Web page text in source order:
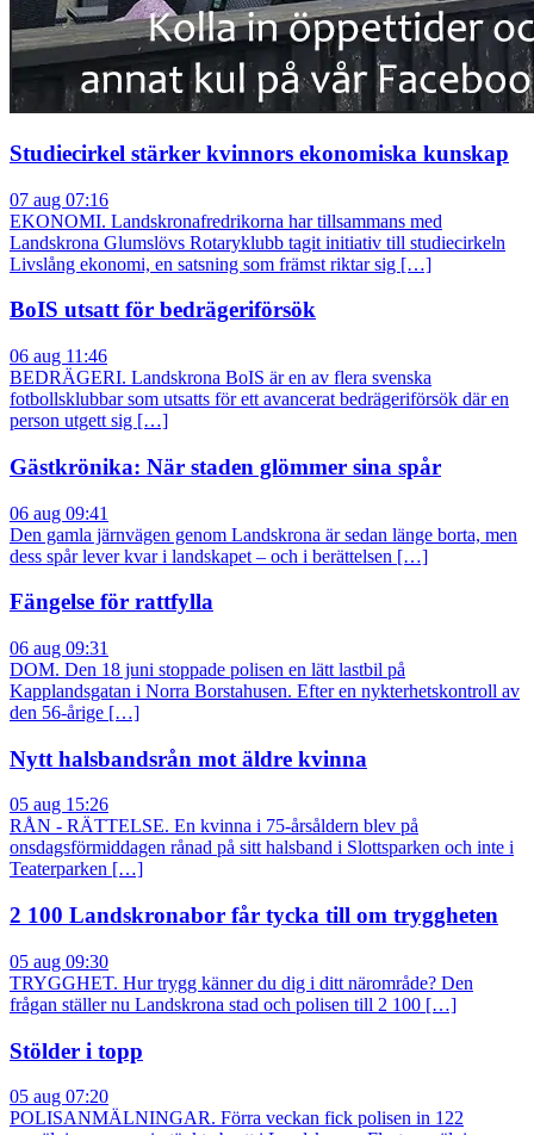
Studiecirkel stärker kvinnors ekonomiska kunskap
07 aug 07:16
EKONOMI. Landskronafredrikorna har tillsammans med
Landskrona Glumslövs Rotaryklubb tagit initiativ till studiecirkeln
Livslång ekonomi, en satsning som främst riktar sig […]
BoIS utsatt för bedrägeriförsök
06 aug 11:46
BEDRÄGERI. Landskrona BoIS är en av flera svenska
fotbollsklubbar som utsatts för ett avancerat bedrägeriförsök där en
person utgett sig […]
Gästkrönika: När staden glömmer sina spår
06 aug 09:41
Den gamla järnvägen genom Landskrona är sedan länge borta, men
dess spår lever kvar i landskapet – och i berättelsen […]
Fängelse för rattfylla
06 aug 09:31
DOM. Den 18 juni stoppade polisen en lätt lastbil på
Kapplandsgatan i Norra Borstahusen. Efter en nykterhetskontroll av
den 56-årige […]
Nytt halsbandsrån mot äldre kvinna
05 aug 15:26
RÅN - RÄTTELSE. En kvinna i 75-årsåldern blev på
onsdagsförmiddagen rånad på sitt halsband i Slottsparken och inte i
Teaterparken […]
2 100 Landskronabor får tycka till om tryggheten
05 aug 09:30
TRYGGHET. Hur trygg känner du dig i ditt närområde? Den
frågan ställer nu Landskrona stad och polisen till 2 100 […]
Stölder i topp
05 aug 07:20
POLISANMÄLNINGAR. Förra veckan fick polisen in 122